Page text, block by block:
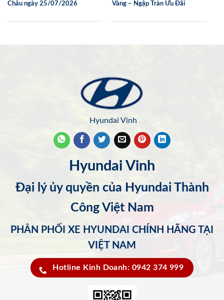
Châu ngày 25/07/2026
Vàng – Ngập Tràn Ưu Đãi
Hyundai Vinh
Hyundai Vinh
Đại lý ủy quyền của Hyundai Thành
Công Việt Nam
PHÂN PHỐI XE HYUNDAI CHÍNH HÃNG TẠI
VIỆT NAM
Hotline Kinh Doanh: 0942 374 999